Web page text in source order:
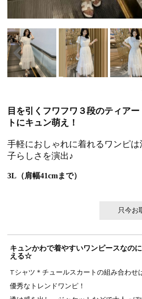
目を引くフワフワ３段のティア
トにキュン萌え！
手軽におしゃれに着れるワンピ
子らしさを演出♪
3L（肩幅41cmまで）
只今お
キュンかわで着やすいワンピースなの
える☆
Tシャツ＊チュールスカートの組み合わせ
優秀なトレンドワンピ！